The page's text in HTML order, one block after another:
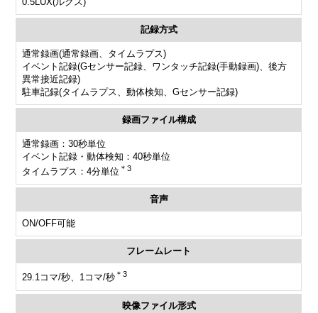
記録方式
通常録画(通常録画、タイムラプス)
イベント記録(Gセンサー記録、ワンタッチ記録(手動録画)、後方
異常接近記録)
駐車記録(タイムラプス、動体検知、Gセンサー記録)
録画ファイル構成
通常録画：30秒単位
イベント記録・動体検知：40秒単位
タイムラプス：4分単位 ＊3
音声
ON/OFF可能
フレームレート
29.1コマ/秒、1コマ/秒 ＊3
映像ファイル形式